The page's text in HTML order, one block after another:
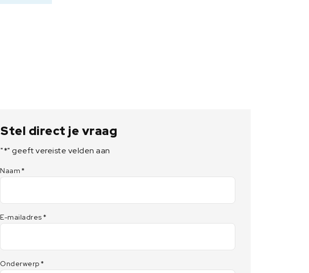
n
a
Stel direct je vraag
"*" geeft vereiste velden aan
Naam *
E-mailadres *
Onderwerp *